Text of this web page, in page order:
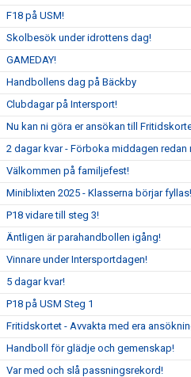
F18 på USM!
Skolbesök under idrottens dag!
GAMEDAY!
Handbollens dag på Bäckby
Clubdagar på Intersport!
Nu kan ni göra er ansökan till
2 dagar kvar - Förboka middagen redan
Välkommen på familjefest!
Miniblixten 2025 - Klasserna börjar fyllas!
P18 vidare till steg 3!
Äntligen är parahandbollen igång!
Vinnare under Intersportdagen!
5 dagar kvar!
P18 på USM Steg 1
Fritidskortet - Avvakta med era
Handboll för glädje och gemenskap!
Var med och slå passningsrekord!